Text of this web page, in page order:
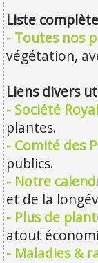
Liste
- Toutes nos
végétation,
Liens divers
- Société
plantes.
- Comité des
publics.
- Notre
et de la
- Plus de
atout
- Maladies &